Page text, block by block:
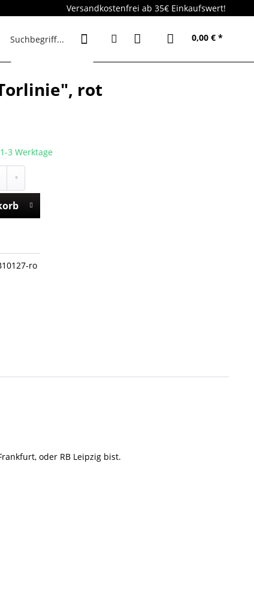
Versandkostenfrei ab 35€ Einkaufswert!
0,00 € *
rot
3 Werktage
ro
oder RB Leipzig bist.